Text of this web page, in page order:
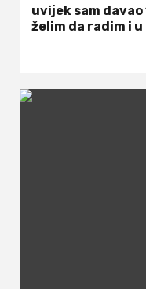
uvijek sam
želim da radim i